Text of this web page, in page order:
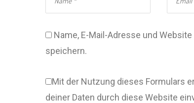
Name, E-Mail-Adresse und
speichern.
Mit der Nutzung dieses Formulars
deiner Daten durch diese Website